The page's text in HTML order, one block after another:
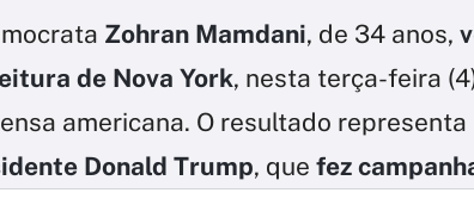
Zohran Mamdani, de 34 anos,
de Nova York, nesta terça-feira
americana. O resultado representa
Donald Trump, que fez